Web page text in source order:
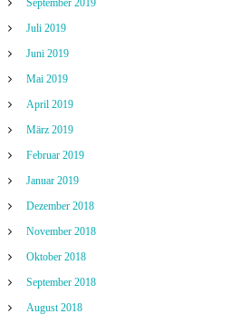
September 2019
Juli 2019
Juni 2019
Mai 2019
April 2019
März 2019
Februar 2019
Januar 2019
Dezember 2018
November 2018
Oktober 2018
September 2018
August 2018